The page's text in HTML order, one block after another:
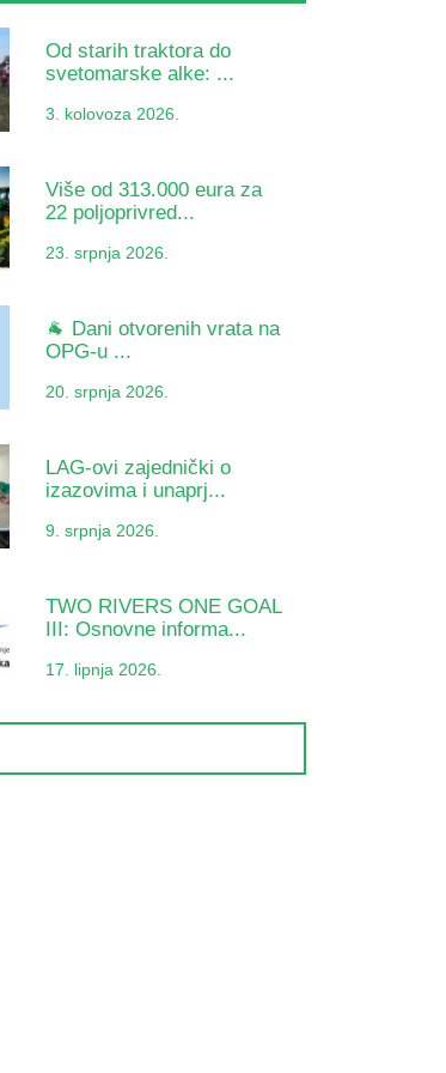
Od starih traktora do
svetomarske alke: ...
3. kolovoza 2026.
Više od 313.000 eura za
22 poljoprivred...
23. srpnja 2026.
🐐 Dani otvorenih vrata na
OPG-u ...
20. srpnja 2026.
LAG-ovi zajednički o
izazovima i unaprj...
9. srpnja 2026.
TWO RIVERS ONE GOAL
III: Osnovne informa...
17. lipnja 2026.